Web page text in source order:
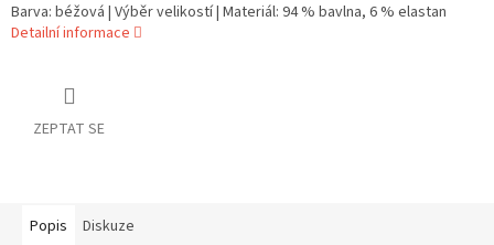
Barva: béžová | Výběr velikostí | Materiál: 94 % bavlna, 6 % elastan
Detailní informace
ZEPTAT SE
Popis Diskuze